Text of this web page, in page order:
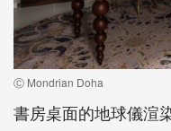
Ⓒ Mondrian Doha
書房桌面的地球儀渲